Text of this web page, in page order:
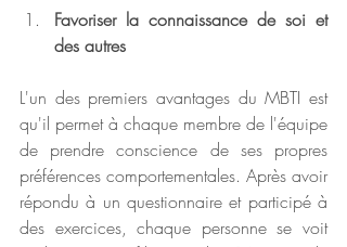
Favoriser la connaissance de soi et
des autres
L'un des premiers avantages du MBTI est
qu'il permet à chaque membre de l'équipe
de prendre conscience de ses propres
préférences comportementales. Après avoir
répondu à un questionnaire et participé à
des exercices, chaque personne se voit